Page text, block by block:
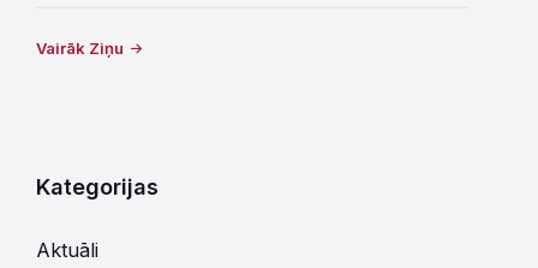
Vairāk Ziņu
Kategorijas
Aktuāli